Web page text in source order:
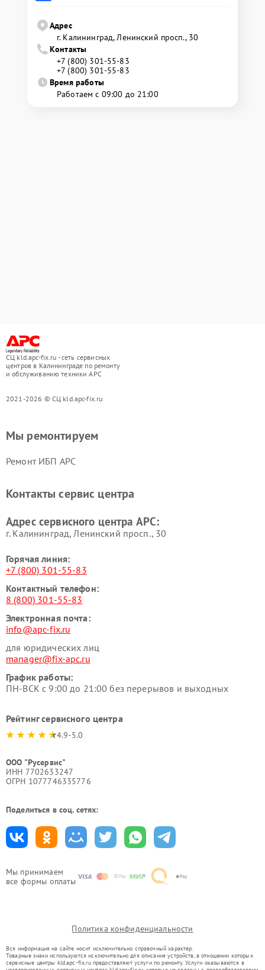
Адрес
г. Калининград, Ленинский просп., 30
Контакты
+7 (800) 301-55-83
+7 (800) 301-55-83
Время работы
Работаем с 09:00 до 21:00
СЦ kld.apc-fix.ru - сеть сервисных
центров в Калининграде по ремонту
и обслуживанию техники APC
2021-2026 © СЦ kld.apc-fix.ru
Мы принимаем
все формы оплаты
Мы ремонтируем
Ремонт ИБП APC
Контакты сервис центра
Адрес сервисного центра APC:
г. Калининград, Ленинский просп., 30
Горячая линия:
+7 (800) 301-55-83
Контактный телефон:
8 (800) 301-55-83
Электронная почта:
info@apc-fix.ru
для юридических лиц
manager@fix-apc.ru
График работы:
ПН-ВСК с 9:00 до 21:00 без перерывов и выходных
Рейтинг сервисного центра
4.9-5.0
ООО "Русервис"
ИНН 7702633247
ОГРН 1077746335776
Поделиться в соц. сетях:
Политика конфиденциальности
Вся информация на сайте носит исключительно справочный характер.
Товарные знаки используются исключительно для описания устройств, в отношении которых
сервисные центры kld.apc-fix.ru предоставляют услуги по ремонту. Услуги оказываются в